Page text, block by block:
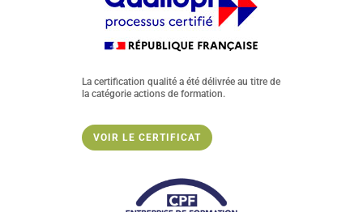
La certification qualité a été délivrée au titre de
la catégorie actions de formation.
VOIR LE CERTIFICAT